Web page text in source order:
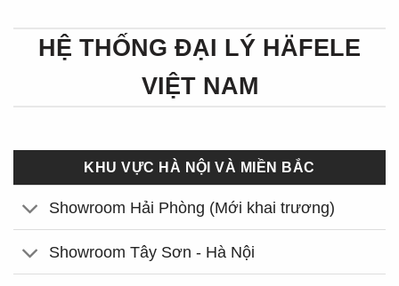
HỆ THỐNG ĐẠI LÝ HÄFELE
VIỆT NAM
KHU VỰC HÀ NỘI VÀ MIỀN BẮC
Showroom Hải Phòng (Mới khai trương)
Showroom Tây Sơn - Hà Nội